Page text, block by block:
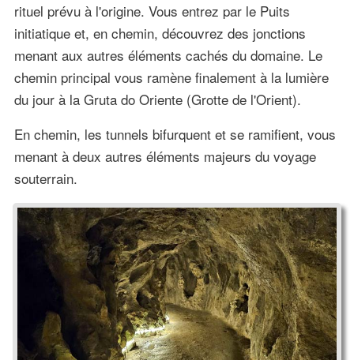
rituel prévu à l'origine. Vous entrez par le Puits
initiatique et, en chemin, découvrez des jonctions
menant aux autres éléments cachés du domaine. Le
chemin principal vous ramène finalement à la lumière
du jour à la Gruta do Oriente (Grotte de l'Orient).
En chemin, les tunnels bifurquent et se ramifient, vous
menant à deux autres éléments majeurs du voyage
souterrain.